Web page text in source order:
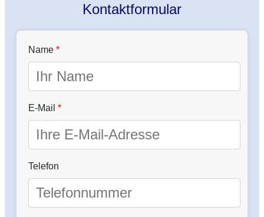
Kontaktformular
Name *
E-Mail *
Telefon